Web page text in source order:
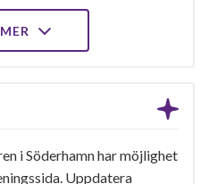
i Söderhamn har möjlighet
Uppdatera